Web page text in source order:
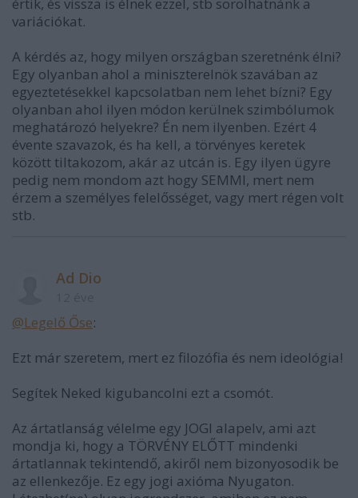
variációkat.
A kérdés az, hogy milyen országban szeretnénk élni?
Egy olyanban ahol a miniszterelnök szavában az
egyeztetésekkel kapcsolatban nem lehet bízni? Egy
olyanban ahol ilyen módon kerülnek szimbólumok
meghatározó helyekre? Én nem ilyenben. Ezért 4
évente szavazok, és ha kell, a törvényes keretek
között tiltakozom, akár az utcán is. Egy ilyen ügyre
pedig nem mondom azt hogy SEMMI, mert nem
érzem a személyes felelősséget, vagy mert régen volt
stb.
Ad Dio
@Legelő Őse:
Ezt már szeretem, mert ez filozófia és nem ideológia!
Segítek Neked kigubancolni ezt a csomót.
Az ártatlanság vélelme egy JOGI alapelv, ami azt
mondja ki, hogy a TÖRVÉNY ELŐTT mindenki
ártatlannak tekintendő, akiről nem bizonyosodik be
az ellenkezője. Ez egy jogi axióma Nyugaton.